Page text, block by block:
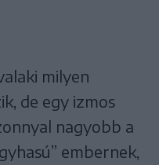
milyen
de egy izmos
nagyobb a
embernek,